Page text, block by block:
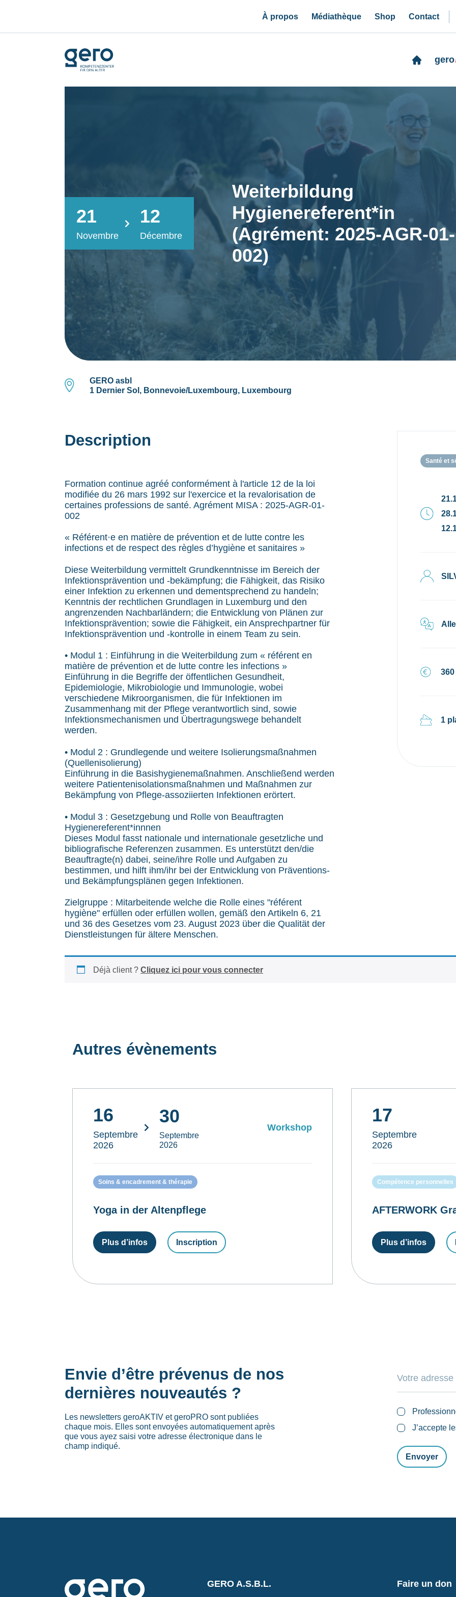
À propos Médiathèque Shop Contact
gero
21
Novembre
12
Décembre
Weiterbildung
Hygienereferent*in
(Agrément: 2025-AGR-01-
002)
GERO asbl
1 Dernier Sol, Bonnevoie/Luxembourg, Luxembourg
Description
Formation continue agréé conformément à l'article 12 de la loi
modifiée du 26 mars 1992 sur l'exercice et la revalorisation de
certaines professions de santé. Agrément MISA : 2025-AGR-01-
002
« Référent·e en matière de prévention et de lutte contre les
infections et de respect des règles d’hygiène et sanitaires »
Diese Weiterbildung vermittelt Grundkenntnisse im Bereich der
Infektionsprävention und -bekämpfung; die Fähigkeit, das Risiko
einer Infektion zu erkennen und dementsprechend zu handeln;
Kenntnis der rechtlichen Grundlagen in Luxemburg und den
angrenzenden Nachbarländern; die Entwicklung von Plänen zur
Infektionsprävention; sowie die Fähigkeit, ein Ansprechpartner für
Infektionsprävention und -kontrolle in einem Team zu sein.
• Modul 1 : Einführung in die Weiterbildung zum « référent en
matière de prévention et de lutte contre les infections »
Einführung in die Begriffe der öffentlichen Gesundheit,
Epidemiologie, Mikrobiologie und Immunologie, wobei
verschiedene Mikroorganismen, die für Infektionen im
Zusammenhang mit der Pflege verantwortlich sind, sowie
Infektionsmechanismen und Übertragungswege behandelt
werden.
• Modul 2 : Grundlegende und weitere Isolierungsmaßnahmen
(Quellenisolierung)
Einführung in die Basishygienemaßnahmen. Anschließend werden
weitere Patientenisolationsmaßnahmen und Maßnahmen zur
Bekämpfung von Pflege-assoziierten Infektionen erörtert.
• Modul 3 : Gesetzgebung und Rolle von Beauftragten
Hygienereferent*innnen
Dieses Modul fasst nationale und internationale gesetzliche und
bibliografische Referenzen zusammen. Es unterstützt den/die
Beauftragte(n) dabei, seine/ihre Rolle und Aufgaben zu
bestimmen, und hilft ihm/ihr bei der Entwicklung von Präventions-
und Bekämpfungsplänen gegen Infektionen.
Zielgruppe : Mitarbeitende welche die Rolle eines "référent
hygiène" erfüllen oder erfüllen wollen, gemäß den Artikeln 6, 21
und 36 des Gesetzes vom 23. August 2023 über die Qualität der
Dienstleistungen für ältere Menschen.
Santé et
360
1
Déjà client ? Cliquez ici pour vous connecter
Autres évènements
16
Septembre
2026
30
Septembre
2026
Workshop
Soins & encadrement & thérapie
Yoga in der Altenpflege
Plus d’infos Inscription
17
Septembre
2026
Compétence personnelles
AFTERWORK
Plus d’infos
Envie d’être prévenus de nos
dernières nouveautés ?
Les newsletters geroAKTIV et geroPRO sont publiées
chaque mois. Elles sont envoyées automatiquement après
que vous ayez saisi votre adresse électronique dans le
champ indiqué.
J’accepte
GERO A.S.B.L. Faire un don